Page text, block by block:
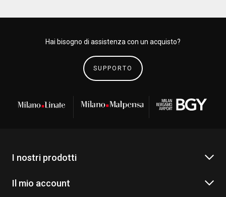
Hai bisogno di assistenza con un acquisto?
SUPPORTO
I nostri prodotti
Il mio account